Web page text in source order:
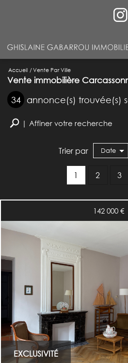
Accueil Vente Par Ville
Vente immobilière
34 annonce(s) trouvée(s)
Affiner votre recherche
Trier par Date
1 2 3
EXCLUSIVITÉ
142 000 €